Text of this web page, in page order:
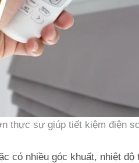
thực sự giúp tiết kiệm điện
có nhiều góc khuất, nhiệt